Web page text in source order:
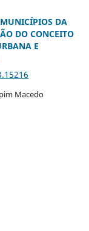
DA
DO CONCEITO
E
Macedo